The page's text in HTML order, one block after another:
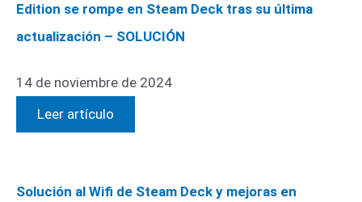
Edition se rompe en Steam Deck tras su última
actualización – SOLUCIÓN
14 de noviembre de 2024
Leer artículo
Solución al Wifi de Steam Deck y mejoras en